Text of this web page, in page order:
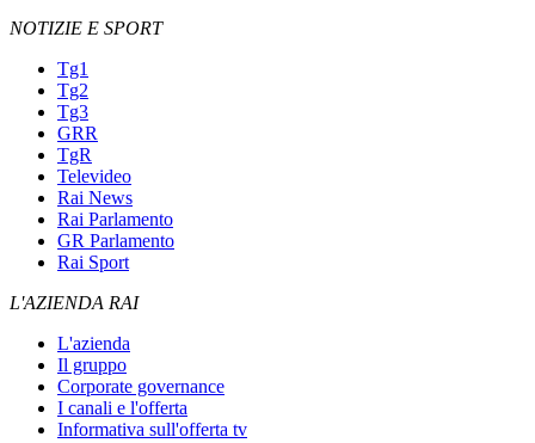
NOTIZIE E SPORT
Tg1
Tg2
Tg3
GRR
TgR
Televideo
Rai News
Rai Parlamento
GR Parlamento
Rai Sport
L'AZIENDA RAI
L'azienda
Il gruppo
Corporate governance
I canali e l'offerta
Informativa sull'offerta tv